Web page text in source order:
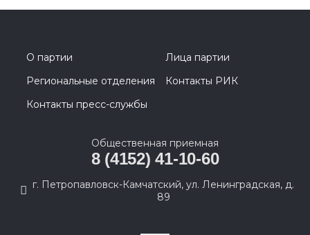
О партии
Лица партии
Региональные отделения
Контакты РИК
Контакты пресс-службы
Общественная приемная
8 (4152) 41-10-60
г. Петропавловск-Камчатский, ул. Ленинградская, д.
89